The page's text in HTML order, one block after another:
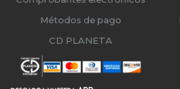
Métodos de pago
CD PLANETA